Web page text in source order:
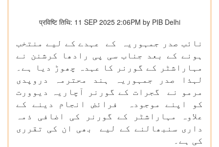
प्रविष्टि तिथि: 11 SEP 2025 2:06PM by PIB Delhi
نائب صدر جمہوریہ کے عہدے کے لیے منتخب
ہونے کے بعد جناب سی پی رادھا کرشنن نے
مہاراشٹر کے گورنر کا عہدہ چھوڑ دیا ہے۔
لہذا صدر جمہوریہ ہند محترمہ دروپدی
مرمو نے گجرات کے گورنر آچاریہ دیوورت
کو اپنے موجودہ فرائض انجام دینے کے
علاوہ مہاراشٹر کے گورنر کی اضافی ذمہ
داری سنبھالنے کے لیے بھی ان کی تقرری
کی ہے۔